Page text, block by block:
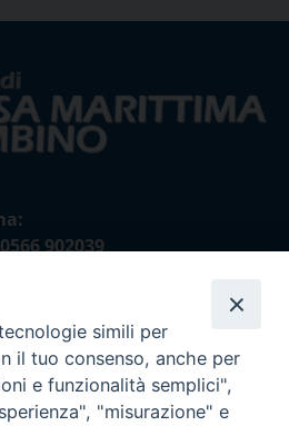
902039
e Fax: 0565 32036
simili per
il tuo consenso, anche per
e funzionalità semplici",
"misurazione" e